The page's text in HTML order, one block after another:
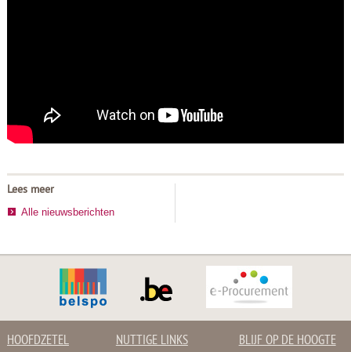
Lees meer
Alle nieuwsberichten
HOOFDZETEL NUTTIGE LINKS BLIJF OP DE HOOGTE